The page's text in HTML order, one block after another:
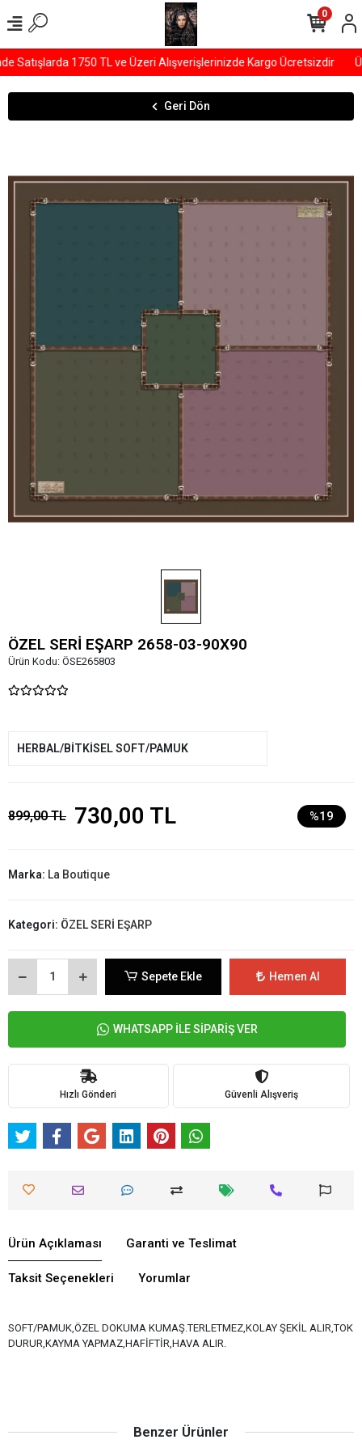
Satışlarda 1750 TL ve Üzeri Alışverişlerinizde Kargo Ücretsizdir
0
Geri Dön
ÖZEL SERİ EŞARP 2658-03-90X90
Ürün Kodu: ÖSE265803
HERBAL/BİTKİSEL SOFT/PAMUK
899,00 TL 730,00 TL %19
Marka: La Boutique
Kategori: ÖZEL SERİ EŞARP
Sepete Ekle Hemen Al
WHATSAPP İLE SİPARİŞ VER
Hızlı Gönderi Güvenli Alışveriş
Ürün Açıklaması Garanti ve Teslimat
Taksit Seçenekleri Yorumlar
SOFT/PAMUK,ÖZEL DOKUMA KUMAŞ.TERLETMEZ,KOLAY ŞEKİL ALIR,TOK
DURUR,KAYMA YAPMAZ,HAFİFTİR,HAVA ALIR.
Benzer Ürünler